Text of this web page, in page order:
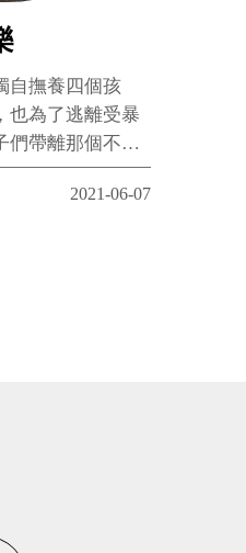
自撫養四個孩
也為了逃離受暴
們帶離那個不安
所以被迫過著一
屬於自己跟孩子
2021-06-07